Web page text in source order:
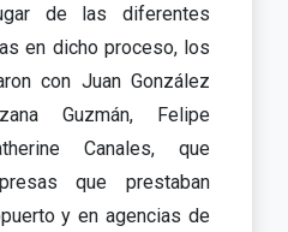
de las diferentes
en dicho proceso, los
con Juan González
Guzmán, Felipe
Canales, que
que prestaban
y en agencias de